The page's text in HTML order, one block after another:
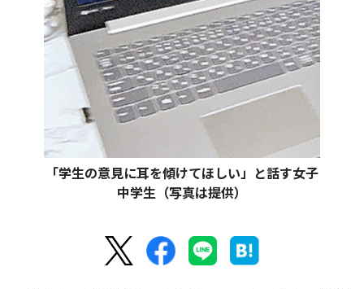
「学生の意見に耳を傾けてほしい」と話す女子
中学生（写真は提供）